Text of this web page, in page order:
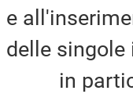
e
delle singole
in